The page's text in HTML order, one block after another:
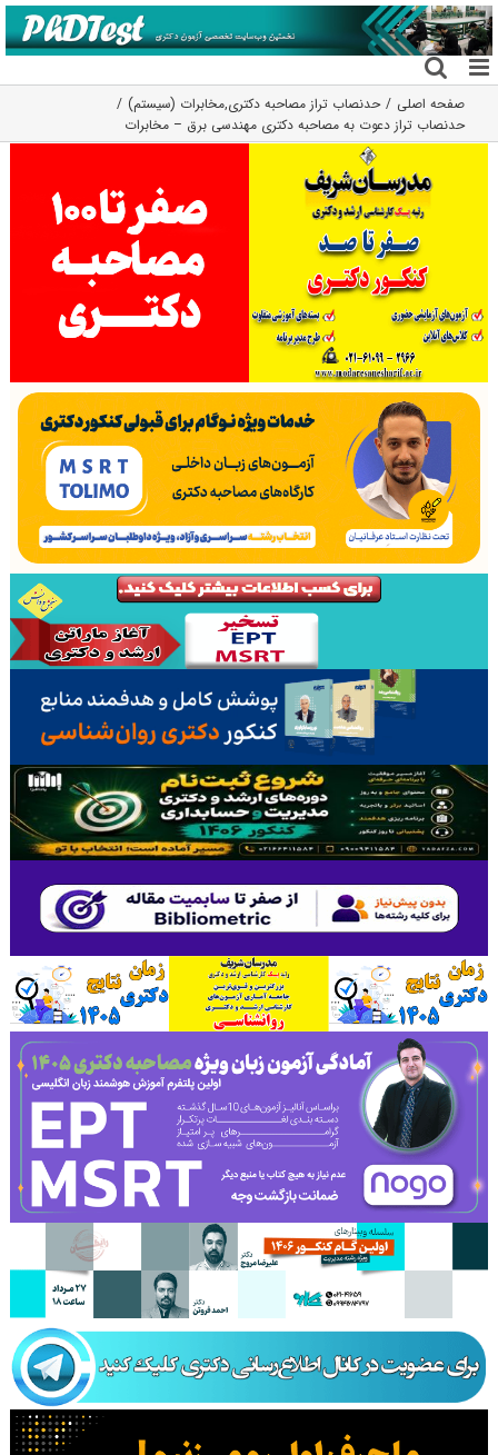
رفتن
به
محتوا
صفحه اصلی حدنصاب تراز مصاحبه دکتری,مخابرات (سیستم)
حدنصاب تراز دعوت به مصاحبه دکتری مهندسی برق – مخابرات